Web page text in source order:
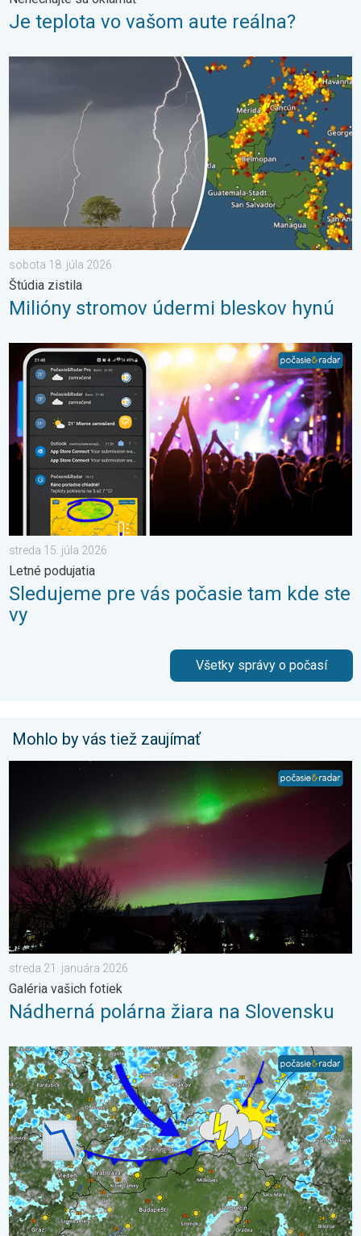
Je teplota vo vašom aute reálna?
Milióny stromov údermi bleskov hynú. Štúdia zistila. . . sobota
sobota 18. júla 2026
Štúdia zistila
Milióny stromov údermi bleskov hynú
Sledujeme pre vás počasie tam kde ste vy. Letné podujatia. .
streda 15. júla 2026
Letné podujatia
Sledujeme pre vás počasie tam kde ste
vy
Všetky správy o počasí
Mohlo by vás tiež zaujímať
Nádherná polárna žiara na Slovensku. Galéria vašich fotiek. .
streda 21. januára 2026
Galéria vašich fotiek
Nádherná polárna žiara na Slovensku
Po krátkom oteplení krátke ochladenie. Nedeľa a pondelok. .